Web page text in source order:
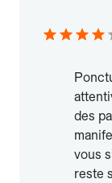
des
vous
reste